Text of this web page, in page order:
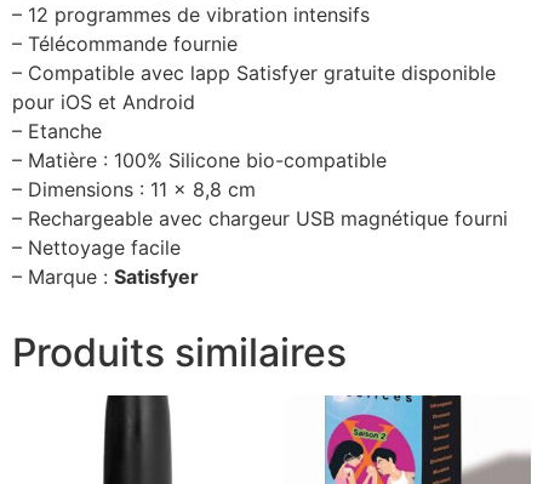
– 12 programmes de vibration intensifs
– Télécommande fournie
– Compatible avec lapp Satisfyer gratuite disponible
pour iOS et Android
– Etanche
– Matière : 100% Silicone bio-compatible
– Dimensions : 11 x 8,8 cm
– Rechargeable avec chargeur USB magnétique fourni
– Nettoyage facile
– Marque : Satisfyer
Produits similaires